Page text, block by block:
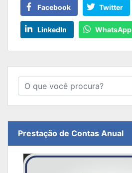
Facebook Twitter
LinkedIn WhatsApp
Prestação de Contas Anual